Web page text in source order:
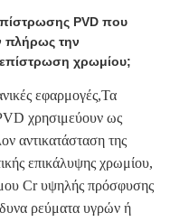
PVD που
πλήρως την
χρωμίου;
εφαρμογές,Τα
χρησιμεύουν ως
αντικατάσταση της
επικάλυψης χρωμίου,
Cr υψηλής πρόσφυσης
ρεύματα υγρών ή